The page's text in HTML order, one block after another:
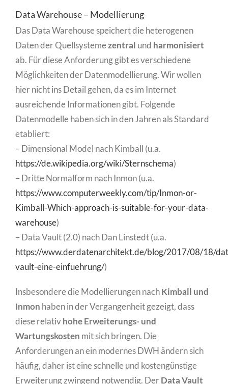
Data Warehouse – Modellierung
Das Data Warehouse speichert die heterogenen
Daten der Quellsystemezentral und harmonisiert
ab. Für diese Anforderung gibt es verschiedene
Möglichkeiten der Datenmodellierung. Wir wollen
hier nicht ins Detail gehen, da es im Internet
ausreichende Informationen gibt. Folgende
Datenmodelle haben sich in den Jahren als Standard
etabliert:
– Dimensional Model nach Kimball (u.a.
https://de.wikipedia.org/wiki/Sternschema)
– Dritte Normalform nach Inmon (u.a.
https://www.computerweekly.com/tip/Inmon-or-
Kimball-Which-approach-is-suitable-for-your-data-
warehouse)
– Data Vault (2.0) nach Dan Linstedt (u.a.
https://www.derdatenarchitekt.de/blog/2017/08/18/
vault-eine-einfuehrung/)
Insbesondere die Modellierungen nachKimball und
Inmon haben in der Vergangenheit gezeigt, dass
diese relativhohe Erweiterungs- und
Wartungskosten mit sich bringen. Die
Anforderungen an ein modernes DWH ändern sich
häufig, daher ist eine schnelle und kostengünstige
Erweiterung zwingend notwendig. DerData Vault